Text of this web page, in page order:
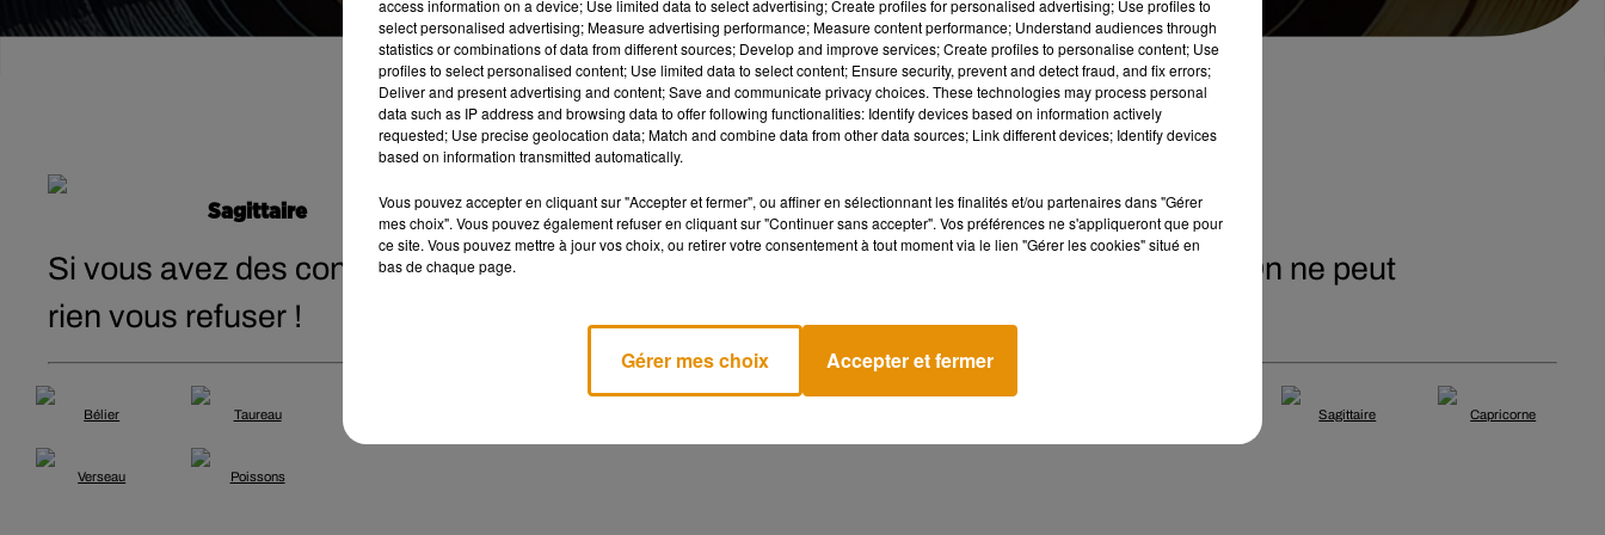
Sagittaire
Si vous avez des contrats à signer ou souhaitez négocier une offre, c'est le moment. On ne peut
rien vous refuser !
Bélier Taureau Sagittaire Capricorne
Verseau Poissons
access information on a device; Use limited data to select advertising; Create profiles for personalised advertising; Use profiles to
select personalised advertising; Measure advertising performance; Measure content performance; Understand audiences through
statistics or combinations of data from different sources; Develop and improve services; Create profiles to personalise content; Use
profiles to select personalised content; Use limited data to select content; Ensure security, prevent and detect fraud, and fix errors;
Deliver and present advertising and content; Save and communicate privacy choices. These technologies may process personal
data such as IP address and browsing data to offer following functionalities: Identify devices based on information actively
requested; Use precise geolocation data; Match and combine data from other data sources; Link different devices; Identify devices
based on information transmitted automatically.
Vous pouvez accepter en cliquant sur "Accepter et fermer", ou affiner en sélectionnant les finalités et/ou partenaires dans "Gérer
mes choix". Vous pouvez également refuser en cliquant sur "Continuer sans accepter". Vos préférences ne s'appliqueront que pour
ce site. Vous pouvez mettre à jour vos choix, ou retirer votre consentement à tout moment via le lien "Gérer les cookies" situé en
bas de chaque page.
Gérer mes choix Accepter et fermer